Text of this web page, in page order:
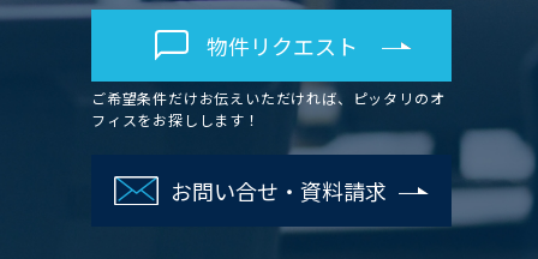
物件リクエスト
ご希望条件だけお伝えいただければ、ピッタリのオ
フィスをお探しします！
お問い合せ・資料請求